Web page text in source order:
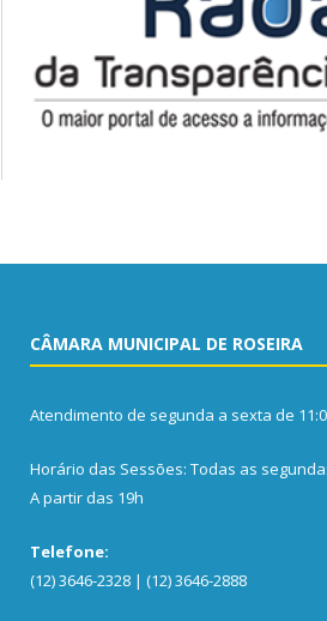
CÂMARA MUNICIPAL DE ROSEIRA
Atendimento de segunda a sexta de
Horário das Sessões: Todas as
A partir das 19h
Telefone:
(12) 3646-2328 | (12) 3646-2888